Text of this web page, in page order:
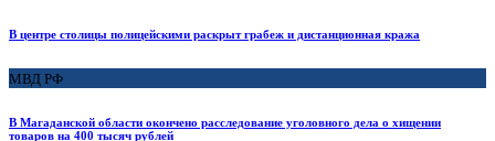
В центре столицы полицейскими раскрыт грабеж и дистанционная кража
МВД РФ
В Магаданской области окончено расследование уголовного дела о хищении
товаров на 400 тысяч рублей